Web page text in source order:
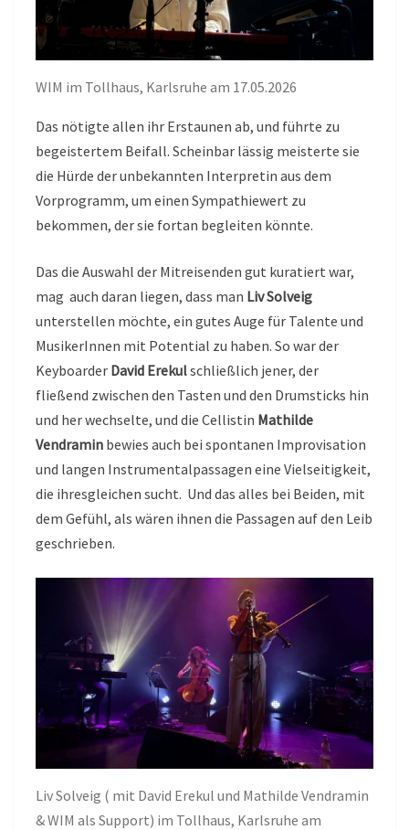
WIM im Tollhaus, Karlsruhe am 17.05.2026
Das nötigte allen ihr Erstaunen ab, und führte zu
begeistertem Beifall. Scheinbar lässig meisterte sie
die Hürde der unbekannten Interpretin aus dem
Vorprogramm, um einen Sympathiewert zu
bekommen, der sie fortan begleiten könnte.
Das die Auswahl der Mitreisenden gut kuratiert war,
mag auch daran liegen, dass man Liv Solveig
unterstellen möchte, ein gutes Auge für Talente und
MusikerInnen mit Potential zu haben. So war der
Keyboarder David Erekulschließlich jener, der
fließend zwischen den Tasten und den Drumsticks hin
und her wechselte, und die Cellistin Mathilde
Vendramin bewies auch bei spontanen Improvisation
und langen Instrumentalpassagen eine Vielseitigkeit,
die ihresgleichen sucht. Und das alles bei Beiden, mit
dem Gefühl, als wären ihnen die Passagen auf den Leib
geschrieben.
Liv Solveig ( mit David Erekul und Mathilde Vendramin
& WIM als Support) im Tollhaus, Karlsruhe am